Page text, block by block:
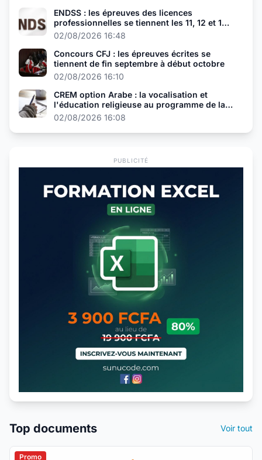
ENDSS : les épreuves des licences
professionnelles se tiennent les 11, 12 et 13
août
02/08/2026 16:48
Concours CFJ : les épreuves écrites se
tiennent de fin septembre à début octobre
02/08/2026 16:10
CREM option Arabe : la vocalisation et
l'éducation religieuse au programme de la
présélection
02/08/2026 16:08
PUBLICITÉ
Top documents Voir tout
Promo